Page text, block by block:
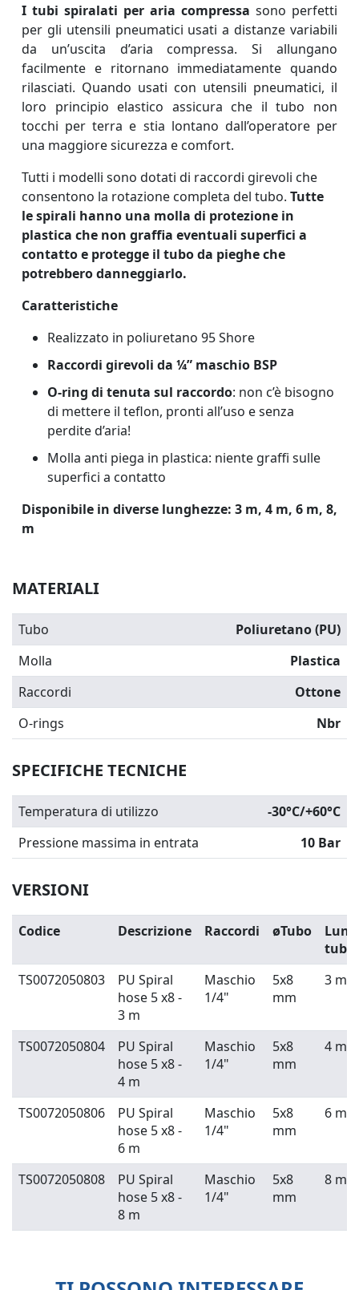
I tubi spiralati per aria compressa sono perfetti
per gli utensili pneumatici usati a distanze variabili
da un’uscita d’aria compressa. Si allungano
facilmente e ritornano immediatamente quando
rilasciati. Quando usati con utensili pneumatici, il
loro principio elastico assicura che il tubo non
tocchi per terra e stia lontano dall’operatore per
una maggiore sicurezza e comfort.
Tutti i modelli sono dotati di raccordi girevoli che
consentono la rotazione completa del tubo. Tutte
le spirali hanno una molla di protezione in
plastica che non graffia eventuali superfici a
contatto e protegge il tubo da pieghe che
potrebbero danneggiarlo.
Caratteristiche
Realizzato in poliuretano 95 Shore
Raccordi girevoli da ¼” maschio BSP
O-ring di tenuta sul raccordo: non c’è bisogno
di mettere il teflon, pronti all’uso e senza
perdite d’aria!
Molla anti piega in plastica: niente graffi sulle
superfici a contatto
Disponibile in diverse lunghezze: 3 m, 4 m, 6 m, 8,
m
MATERIALI
Tubo
Poliuretano (PU)
Molla
Plastica
Raccordi
Ottone
O-rings
Nbr
SPECIFICHE TECNICHE
Temperatura di utilizzo
-30°C/+60°C
Pressione massima in entrata
10 Bar
VERSIONI
Codice Descrizione Raccordi øTubo
tubo
TS0072050803
PU Spiral
hose 5 x8 -
3 m
Maschio
1/4"
5x8
mm
3 m
TS0072050804
PU Spiral
hose 5 x8 -
4 m
Maschio
1/4"
5x8
mm
4 m
TS0072050806
PU Spiral
hose 5 x8 -
6 m
Maschio
1/4"
5x8
mm
6 m
TS0072050808
PU Spiral
hose 5 x8 -
8 m
Maschio
1/4"
5x8
mm
8 m